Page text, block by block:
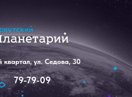
79-79-09
квартал, ул. Седова, 30